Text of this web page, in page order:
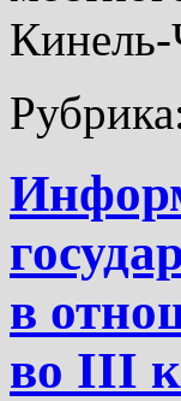
Кинель-
в
во III